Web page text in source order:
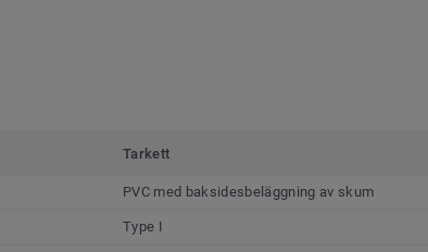
Tarkett
PVC med baksidesbeläggning av skum
Type I